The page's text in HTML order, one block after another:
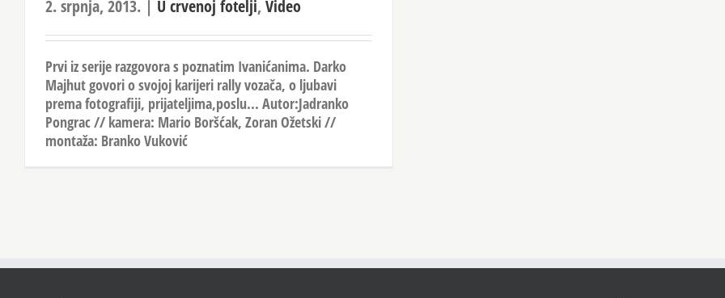
2. srpnja, 2013. | U crvenoj fotelji, Video
Prvi iz serije razgovora s poznatim Ivanićanima. Darko
Majhut govori o svojoj karijeri rally vozača, o ljubavi
prema fotografiji, prijateljima,poslu... Autor:Jadranko
Pongrac // kamera: Mario Boršćak, Zoran Ožetski //
montaža: Branko Vuković